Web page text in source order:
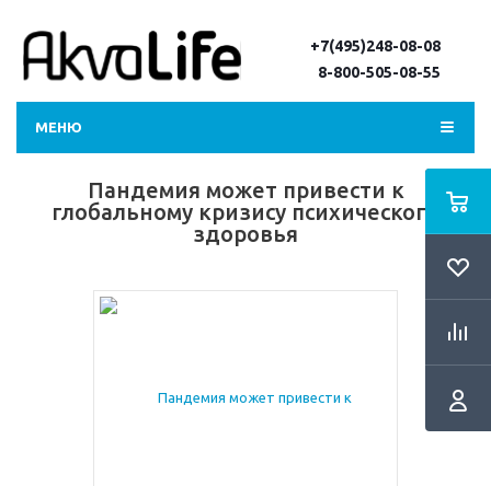
+7(495)248-08-08
8-800-505-08-55
МЕНЮ
Пандемия может привести к
глобальному кризису психического
здоровья